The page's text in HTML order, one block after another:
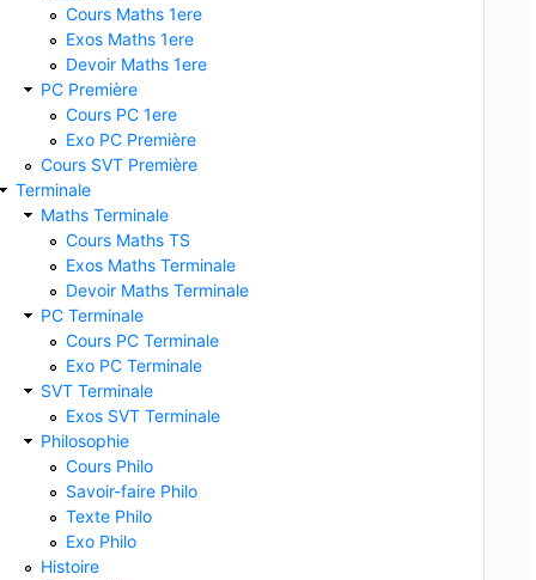
Cours Maths 1ere
Exos Maths 1ere
Devoir Maths 1ere
PC Première
Cours PC 1ere
Exo PC Première
Cours SVT Première
Terminale
Maths Terminale
Cours Maths TS
Exos Maths Terminale
Devoir Maths Terminale
PC Terminale
Cours PC Terminale
Exo PC Terminale
SVT Terminale
Exos SVT Terminale
Philosophie
Cours Philo
Savoir-faire Philo
Texte Philo
Exo Philo
Histoire